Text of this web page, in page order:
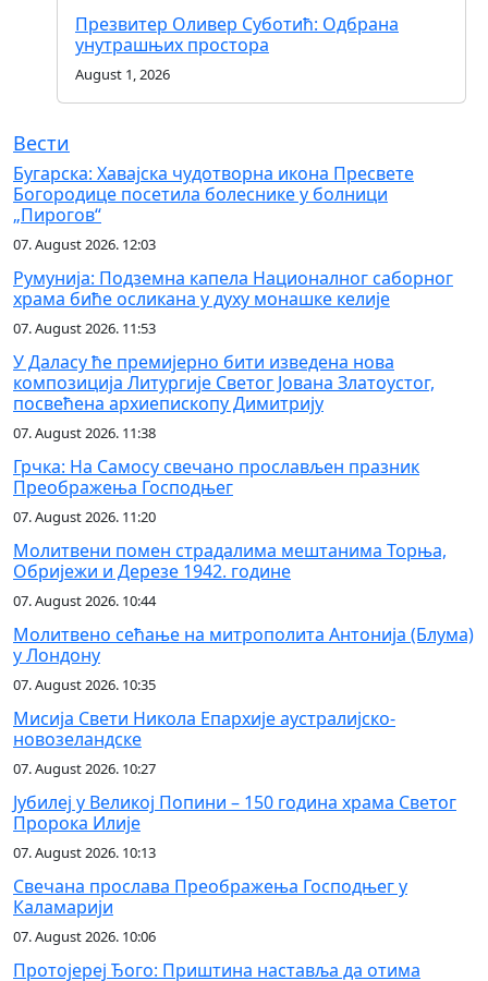
Презвитер Оливер Суботић: Одбрана
унутрашњих простора
August 1, 2026
Вести
Бугарска: Хавајска чудотворна икона Пресвете
Богородице посетила болеснике у болници
„Пирогов“
07. August 2026. 12:03
Румунија: Подземна капела Националног саборног
храма биће осликана у духу монашке келије
07. August 2026. 11:53
У Даласу ће премијерно бити изведена нова
композиција Литургије Светог Јована Златоустог,
посвећена архиепископу Димитрију
07. August 2026. 11:38
Грчка: На Самосу свечано прослављен празник
Преображења Господњег
07. August 2026. 11:20
Молитвени помен страдалима мештанима Торња,
Обријежи и Дерезе 1942. године
07. August 2026. 10:44
Молитвено сећање на митрополита Антонија (Блума)
у Лондону
07. August 2026. 10:35
Мисија Свети Никола Епархије аустралијско-
новозеландске
07. August 2026. 10:27
Јубилеј у Великој Попини – 150 година храма Светог
Пророка Илије
07. August 2026. 10:13
Свечана прослава Преображења Господњег у
Каламарији
07. August 2026. 10:06
Протојереј Ђого: Приштина наставља да отима